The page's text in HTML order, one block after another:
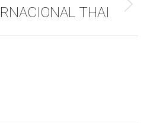
Publicación
THAI